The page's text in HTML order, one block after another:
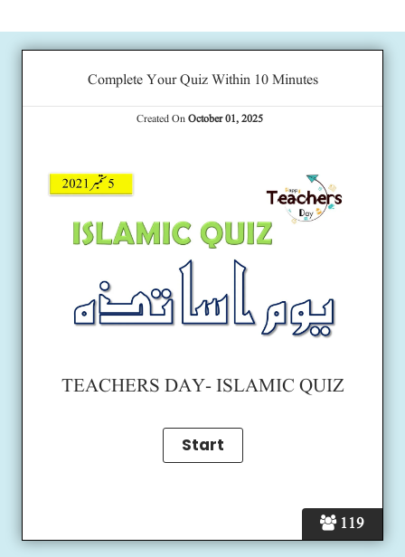
119
Complete Your Quiz Within 10 Minutes
Created OnOctober 01, 2025
TEACHERS DAY- ISLAMIC QUIZ